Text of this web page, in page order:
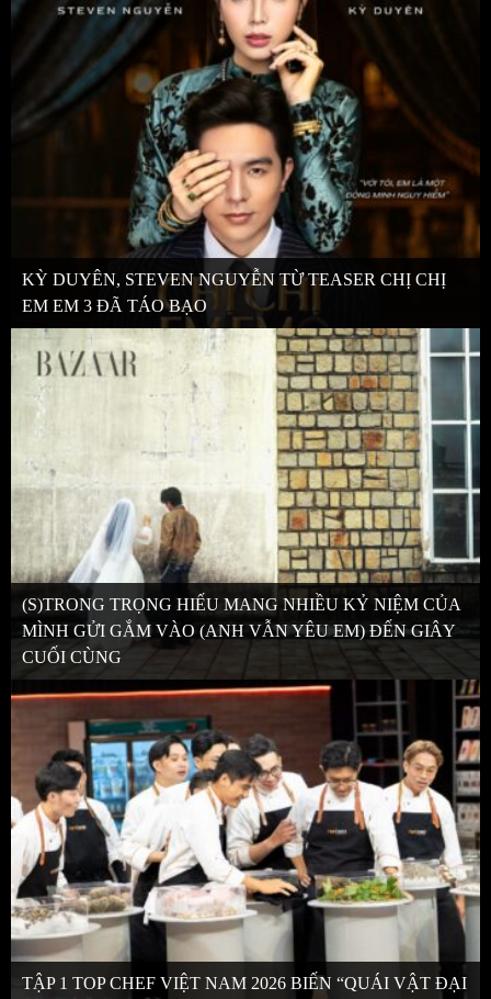
KỲ DUYÊN, STEVEN NGUYỄN TỪ TEASER CHỊ CHỊ
EM EM 3 ĐÃ TÁO BẠO
(S)TRONG TRỌNG HIẾU MANG NHIỀU KỶ NIỆM CỦA
MÌNH GỬI GẮM VÀO (ANH VẪN YÊU EM) ĐẾN GIÂY
CUỐI CÙNG
TẬP 1 TOP CHEF VIỆT NAM 2026 BIẾN “QUÁI VẬT ĐẠI